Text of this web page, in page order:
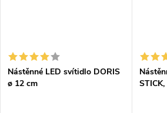
Nástěnné LED svítidlo DORIS
ø 12 cm